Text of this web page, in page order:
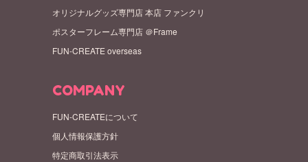
オリジナルグッズ専門店 本店 ファンクリ
ポスターフレーム専門店 ＠Frame
FUN-CREATE overseas
COMPANY
FUN-CREATEについて
個人情報保護方針
特定商取引法表示